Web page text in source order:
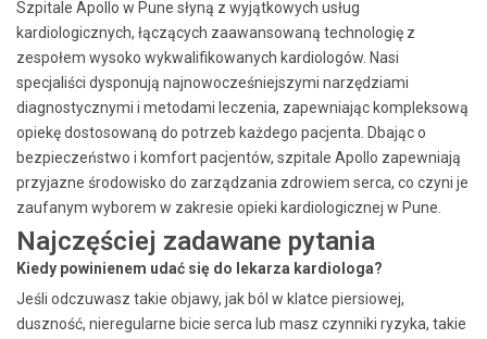
Szpitale Apollo w Pune słyną z wyjątkowych usług
kardiologicznych, łączących zaawansowaną technologię z
zespołem wysoko wykwalifikowanych kardiologów. Nasi
specjaliści dysponują najnowocześniejszymi narzędziami
diagnostycznymi i metodami leczenia, zapewniając kompleksową
opiekę dostosowaną do potrzeb każdego pacjenta. Dbając o
bezpieczeństwo i komfort pacjentów, szpitale Apollo zapewniają
przyjazne środowisko do zarządzania zdrowiem serca, co czyni je
zaufanym wyborem w zakresie opieki kardiologicznej w Pune.
Najczęściej zadawane pytania
Kiedy powinienem udać się do lekarza kardiologa?
Jeśli odczuwasz takie objawy, jak ból w klatce piersiowej,
duszność, nieregularne bicie serca lub masz czynniki ryzyka, takie